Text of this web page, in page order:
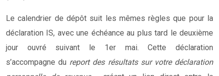
Le calendrier de dépôt suit les mêmes règles que pour la
déclaration IS, avec une échéance au plus tard le deuxième
jour ouvré suivant le 1er mai. Cette déclaration
s’accompagne du report des résultats sur votre déclaration